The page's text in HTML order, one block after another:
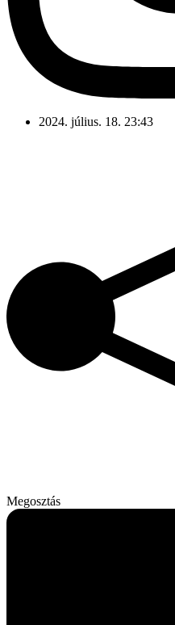
2024. július. 18. 23:43
Megosztás